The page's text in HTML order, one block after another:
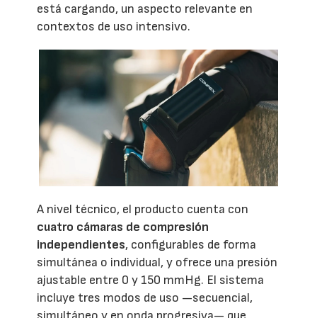
está cargando, un aspecto relevante en
contextos de uso intensivo.
A nivel técnico, el producto cuenta con
cuatro cámaras de compresión
independientes, configurables de forma
simultánea o individual, y ofrece una presión
ajustable entre 0 y 150 mmHg. El sistema
incluye tres modos de uso —secuencial,